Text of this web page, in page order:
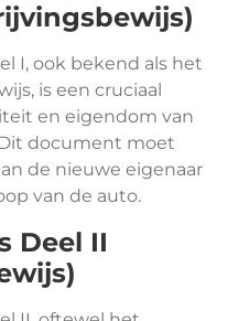
I, ook bekend als het
is een cruciaal
en eigendom van
document moet
de nieuwe eigenaar
van de auto.
Deel II